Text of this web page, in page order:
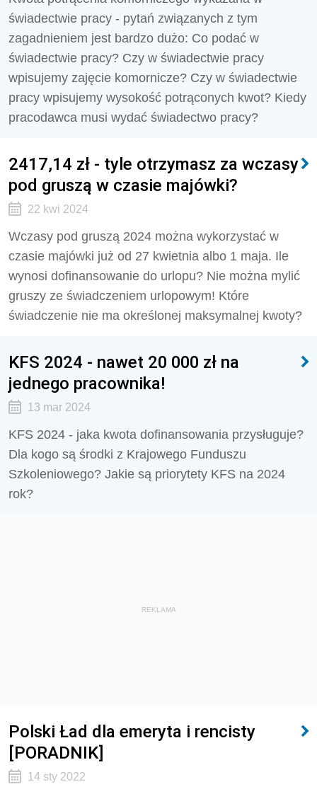
świadectwie pracy - pytań związanych z tym
zagadnieniem jest bardzo dużo: Co podać w
świadectwie pracy? Czy w świadectwie pracy
wpisujemy zajęcie komornicze? Czy w świadectwie
pracy wpisujemy wysokość potrąconych kwot? Kiedy
pracodawca musi wydać świadectwo pracy?
2417,14 zł - tyle otrzymasz za wczasy
pod gruszą w czasie majówki?
22 kwi 2024
Wczasy pod gruszą 2024 można wykorzystać w
czasie majówki już od 27 kwietnia albo 1 maja. Ile
wynosi dofinansowanie do urlopu? Nie można mylić
gruszy ze świadczeniem urlopowym! Które
świadczenie nie ma określonej maksymalnej kwoty?
KFS 2024 - nawet 20 000 zł na
jednego pracownika!
13 mar 2024
KFS 2024 - jaka kwota dofinansowania przysługuje?
Dla kogo są środki z Krajowego Funduszu
Szkoleniowego? Jakie są priorytety KFS na 2024
rok?
REKLAMA
Polski Ład dla emeryta i rencisty
[PORADNIK]
14 sty 2022